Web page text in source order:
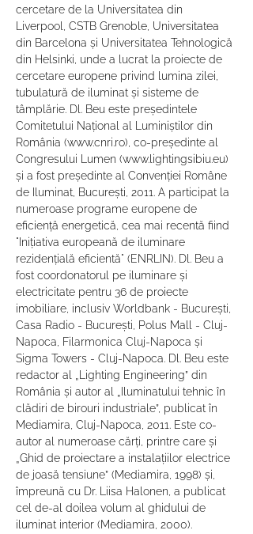
cercetare de la Universitatea din
Liverpool, CSTB Grenoble, Universitatea
din Barcelona și Universitatea Tehnologică
din Helsinki, unde a lucrat la proiecte de
cercetare europene privind lumina zilei,
tubulatură de iluminat și sisteme de
tâmplărie. Dl. Beu este președintele
Comitetului Național al Luminiștilor din
România (www.cnri.ro), co-președinte al
Congresului Lumen (www.lightingsibiu.eu)
și a fost președinte al Convenției Române
de Iluminat, București, 2011. A participat la
numeroase programe europene de
eficiență energetică, cea mai recentă fiind
"Inițiativa europeană de iluminare
rezidențială eficientă" (ENRLIN). Dl. Beu a
fost coordonatorul pe iluminare și
electricitate pentru 36 de proiecte
imobiliare, inclusiv Worldbank - București,
Casa Radio - București, Polus Mall - Cluj-
Napoca, Filarmonica Cluj-Napoca și
Sigma Towers - Cluj-Napoca. Dl. Beu este
redactor al „Lighting Engineering” din
România și autor al „Iluminatului tehnic în
clădiri de birouri industriale”, publicat în
Mediamira, Cluj-Napoca, 2011. Este co-
autor al numeroase cărți, printre care și
„Ghid de proiectare a instalațiilor electrice
de joasă tensiune” (Mediamira, 1998) și,
împreună cu Dr. Liisa Halonen, a publicat
cel de-al doilea volum al ghidului de
iluminat interior (Mediamira, 2000).